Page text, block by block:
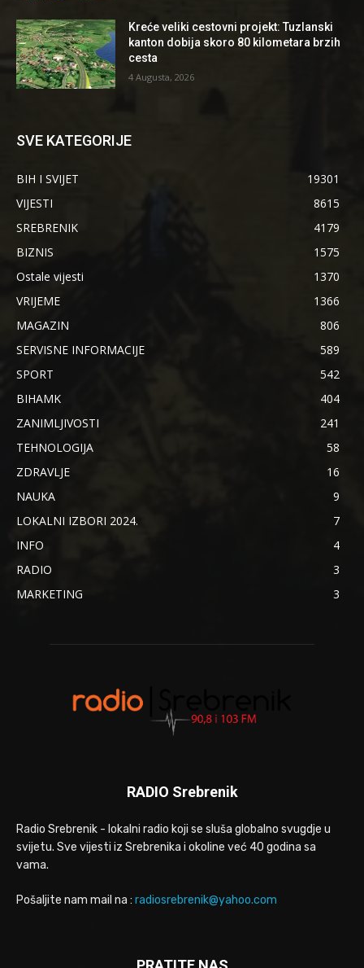
Kreće veliki cestovni projekt: Tuzlanski
kanton dobija skoro 80 kilometara brzih
cesta
4 Augusta, 2026
SVE KATEGORIJE
BIH I SVIJET
19301
VIJESTI
8615
SREBRENIK
4179
BIZNIS
1575
Ostale vijesti
1370
VRIJEME
1366
MAGAZIN
806
SERVISNE INFORMACIJE
589
SPORT
542
BIHAMK
404
ZANIMLJIVOSTI
241
TEHNOLOGIJA
58
ZDRAVLJE
16
NAUKA
9
LOKALNI IZBORI 2024.
7
INFO
4
RADIO
3
MARKETING
3
RADIO Srebrenik
Radio Srebrenik - lokalni radio koji se sluša globalno svugdje u
svijetu. Sve vijesti iz Srebrenika i okoline već 40 godina sa
vama.
Pošaljite nam mail na : radiosrebrenik@yahoo.com